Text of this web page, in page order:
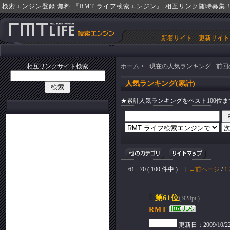
検索エンジン登録 無料 『RMT ライフ検索エンジン』 相互リンク随時募集
新着サイト 更新サイト
相互リンクサイト検索 ホーム > - 現在の人気ランキング - 前回
人気ランキング(累計)
★累計人気ランキングをベスト100位
61 - 70 ( 100 件中 ) [ ←前ページ / 1
第61位( 928pt )
RMT
更新日：2009/10/